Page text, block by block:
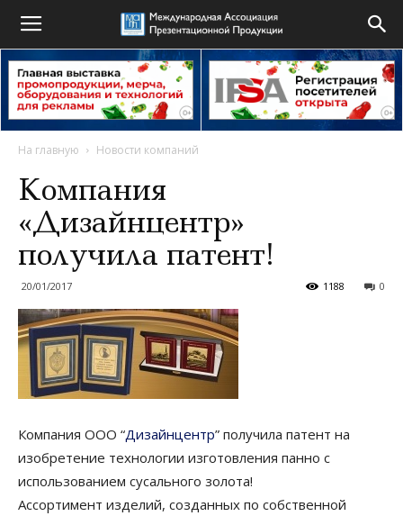
На главную Новости компаний
Компания
«Дизайнцентр»
получила патент!
20/01/2017 0
1188
Компания ООО “Дизайнцентр” получила патент на
изобретение технологии изготовления панно с
использованием сусального золота!
Ассортимент изделий, созданных по собственной